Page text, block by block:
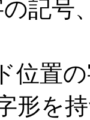
記号
位置
形を